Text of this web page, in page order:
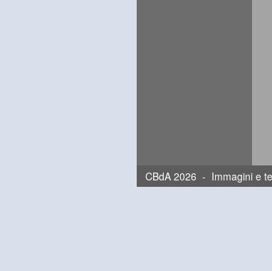
CBdA 2026 - Immagini e